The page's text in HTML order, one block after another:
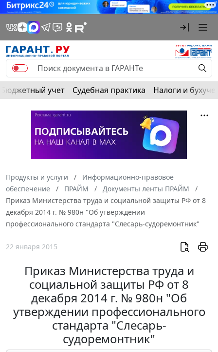
Бюджетный учет Судебная практика Налоги и
Продукты и услуги
Информационно-правовое
обеспечение
ПРАЙМ
Документы ленты ПРАЙМ
Приказ Министерства труда и социальной защиты РФ от 8
декабря 2014 г. № 980н "Об утверждении
профессионального стандарта "Слесарь-судоремонтник"
22 января 2015
Приказ Министерства труда и
социальной защиты РФ от 8
декабря 2014 г. № 980н "Об
утверждении профессионального
стандарта "Слесарь-
судоремонтник"